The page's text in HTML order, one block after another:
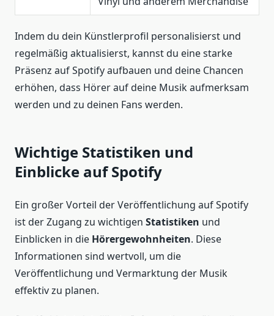
Indem du dein Künstlerprofil personalisierst und
regelmäßig aktualisierst, kannst du eine starke
Präsenz auf Spotify aufbauen und deine Chancen
erhöhen, dass Hörer auf deine Musik aufmerksam
werden und zu deinen Fans werden.
Wichtige Statistiken und
Einblicke auf Spotify
Ein großer Vorteil der Veröffentlichung auf Spotify
ist der Zugang zu wichtigen Statistiken und
Einblicken in die Hörergewohnheiten. Diese
Informationen sind wertvoll, um die
Veröffentlichung und Vermarktung der Musik
effektiv zu planen.